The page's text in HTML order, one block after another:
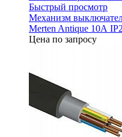
Быстрый просмотр
Механизм
Merten Antique 10А
Цена по запросу